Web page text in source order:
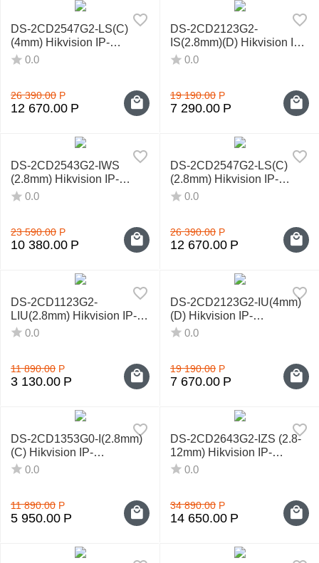
DS-2CD2547G2-LS(С)
(4mm) Hikvision IP-
видеокамера
0.0
26 390.00 Р
12 670.00 Р
DS-2CD2123G2-
IS(2.8mm)(D) Hikvision IP-
видеокамера
0.0
19 190.00 Р
7 290.00 Р
DS-2CD2543G2-IWS
(2.8mm) Hikvision IP-
видеокамера
0.0
23 590.00 Р
10 380.00 Р
DS-2CD2547G2-LS(С)
(2.8mm) Hikvision IP-
видеокамера
0.0
26 390.00 Р
12 670.00 Р
DS-2CD1123G2-
LIU(2.8mm) Hikvision IP-
видеокамера
0.0
11 890.00 Р
3 130.00 Р
DS-2CD2123G2-IU(4mm)
(D) Hikvision IP-
видеокамера
0.0
19 190.00 Р
7 670.00 Р
DS-2CD1353G0-I(2.8mm)
(C) Hikvision IP-
видеокамера
0.0
11 890.00 Р
5 950.00 Р
DS-2CD2643G2-IZS (2.8-
12mm) Hikvision IP-
видеокамера
0.0
34 890.00 Р
14 650.00 Р